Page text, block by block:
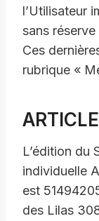
l’Utilisateur
sans
Ces
rubrique «
L’édition du
individuelle
est
des Lilas